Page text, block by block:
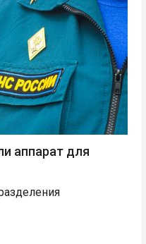
аппарат для